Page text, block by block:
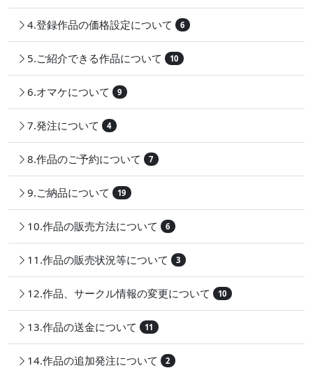
4.登録作品の価格設定について 6
5.ご紹介できる作品について 10
6.オマケについて 9
7.発注について 4
8.作品のご予約について 7
9.ご納品について 19
10.作品の販売方法について 6
11.作品の販売状況等について 3
12.作品、サークル情報の変更について 10
13.作品の送金について 11
14.作品の追加発注について 2